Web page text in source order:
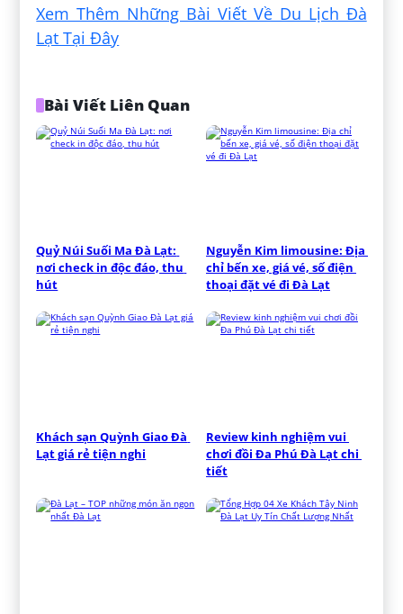
Xem Thêm Những Bài Viết Về Du Lịch Đà
Lạt Tại Đây
Bài Viết Liên Quan
Quỷ Núi Suối Ma Đà Lạt:
nơi check in độc đáo, thu
hút
Nguyễn Kim limousine: Địa
chỉ bến xe, giá vé, số điện
thoại đặt vé đi Đà Lạt
Khách sạn Quỳnh Giao Đà
Lạt giá rẻ tiện nghi
Review kinh nghiệm vui
chơi đồi Đa Phú Đà Lạt chi
tiết